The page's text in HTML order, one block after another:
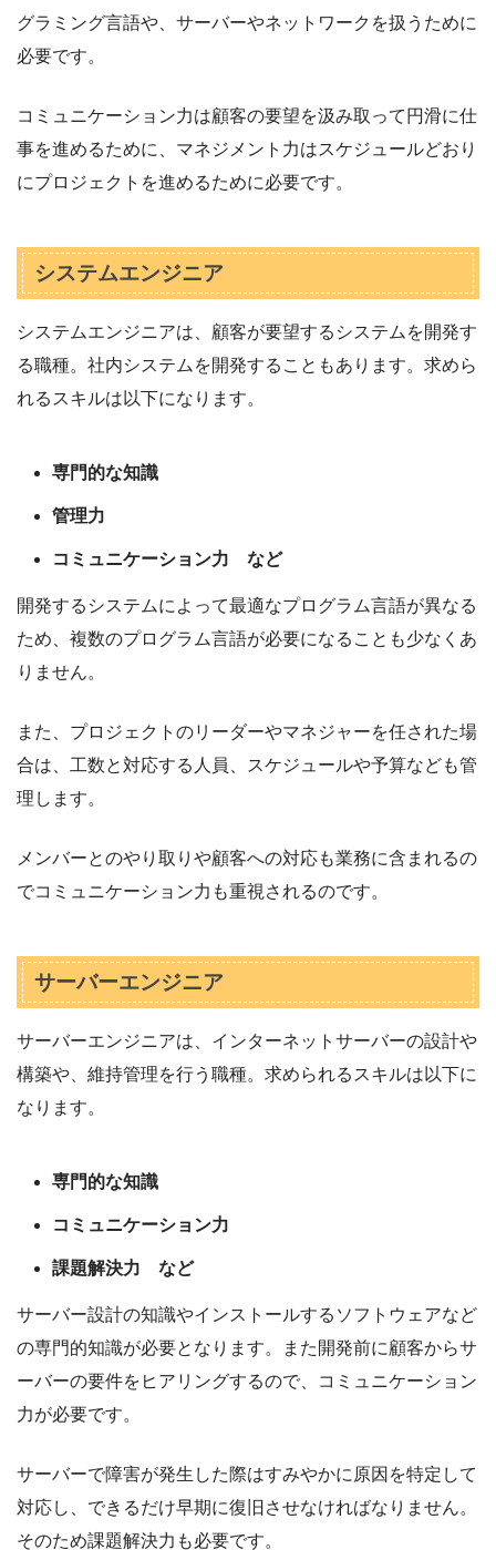
グラミング言語や、サーバーやネットワークを扱うために
必要です。
コミュニケーション力は顧客の要望を汲み取って円滑に仕
事を進めるために、マネジメント力はスケジュールどおり
にプロジェクトを進めるために必要です。
システムエンジニア
システムエンジニアは、顧客が要望するシステムを開発す
る職種。社内システムを開発することもあります。求めら
れるスキルは以下になります。
専門的な知識
管理力
コミュニケーション力 など
開発するシステムによって最適なプログラム言語が異なる
ため、複数のプログラム言語が必要になることも少なくあ
りません。
また、プロジェクトのリーダーやマネジャーを任された場
合は、工数と対応する人員、スケジュールや予算なども管
理します。
メンバーとのやり取りや顧客への対応も業務に含まれるの
でコミュニケーション力も重視されるのです。
サーバーエンジニア
サーバーエンジニアは、インターネットサーバーの設計や
構築や、維持管理を行う職種。求められるスキルは以下に
なります。
専門的な知識
コミュニケーション力
課題解決力 など
サーバー設計の知識やインストールするソフトウェアなど
の専門的知識が必要となります。また開発前に顧客からサ
ーバーの要件をヒアリングするので、コミュニケーション
力が必要です。
サーバーで障害が発生した際はすみやかに原因を特定して
対応し、できるだけ早期に復旧させなければなりません。
そのため課題解決力も必要です。